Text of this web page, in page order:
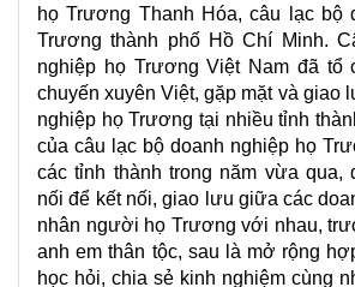
họ Trương Thanh Hóa, câu lạc bộ
Trương thành phố Hồ Chí Minh.
nghiệp họ Trương Việt Nam đã tổ
chuyến xuyên Việt, gặp mặt và giao
nghiệp họ Trương tại nhiều tỉnh
của câu lạc bộ doanh nghiệp họ
các tỉnh thành trong năm vừa qua,
nối để kết nối, giao lưu giữa các
nhân người họ Trương với nhau,
anh em thân tộc, sau là mở rộng
học hỏi, chia sẻ kinh nghiệm cùng